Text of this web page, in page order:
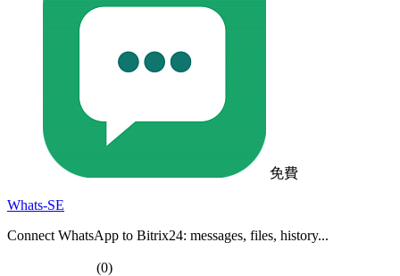
免費
Whats-SE
Connect WhatsApp to Bitrix24: messages, files, history...
(0)